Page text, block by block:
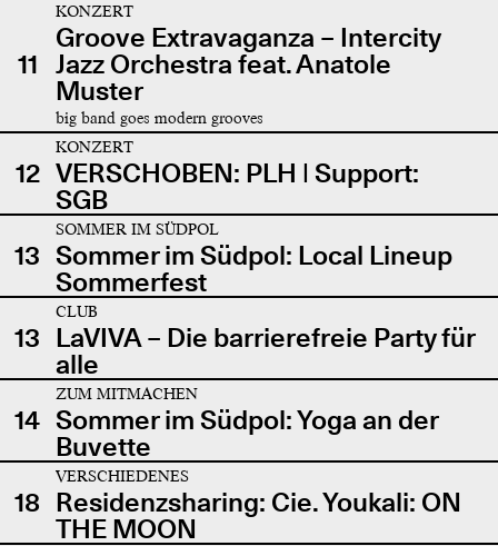
11
KONZERT
Groove Extravaganza – Intercity
Jazz Orchestra feat. Anatole
Muster
big band goes modern grooves
12
KONZERT
VERSCHOBEN: PLH | Support:
SGB
13
SOMMER IM SÜDPOL
Sommer im Südpol: Local Lineup
Sommerfest
13
CLUB
LaVIVA – Die barrierefreie Party für
alle
14
ZUM MITMACHEN
Sommer im Südpol: Yoga an der
Buvette
18
VERSCHIEDENES
Residenzsharing: Cie. Youkali: ON
THE MOON